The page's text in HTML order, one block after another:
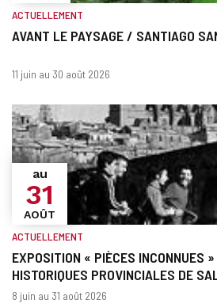
AVANT LE PAYSAGE / SANTIAGO
Quand?
ACTUELLEMENT
Dates
11 juin au 30 août 2026
EXPOSITION « PIÈCES INCONNUES
HISTORIQUES PROVINCIALES DE
au
31
AOÛT
Quand?
ACTUELLEMENT
Dates
8 juin au 31 août 2026